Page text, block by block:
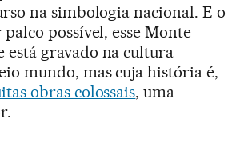
na simbologia nacional. E o
possível, esse Monte
está gravado na cultura
mundo, mas cuja história é,
obras colossais, uma